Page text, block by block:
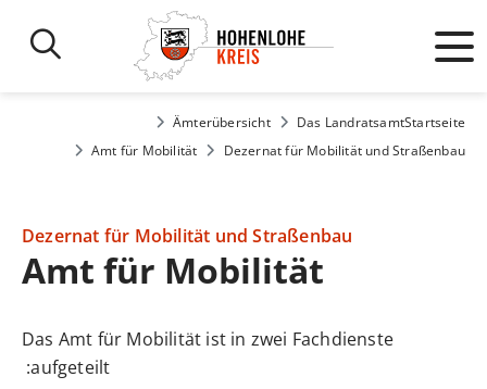
Startseite
Das Landratsamt
Ämterübersicht
Dezernat für Mobilität und Straßenbau
Amt für Mobilität
Dezernat für Mobilität und Straßenbau
Amt für Mobilität
Das Amt für Mobilität ist in zwei Fachdienste
aufgeteilt: